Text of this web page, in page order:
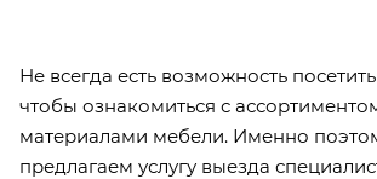
Не всегда есть возможность
чтобы ознакомиться с
материалами мебели. Именно
предлагаем услугу выезда